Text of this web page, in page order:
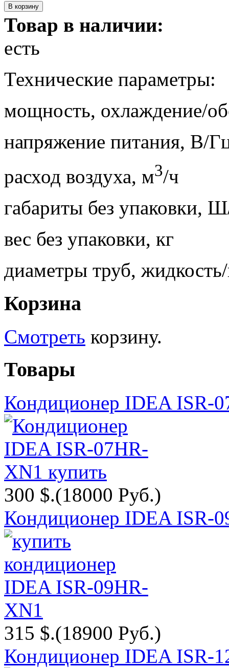
Товар в наличии:
есть
Технические параметры:
мощность, охлаждение/
напряжение
расход воздуха, м3/ч
габариты без
вес без
диаметры труб,
Корзина
Смотреть корзину.
Товары
Кондиционер IDEA ISR-
300 $.(18000 Руб.)
Кондиционер IDEA ISR-
315 $.(18900 Руб.)
Кондиционер IDEA ISR-